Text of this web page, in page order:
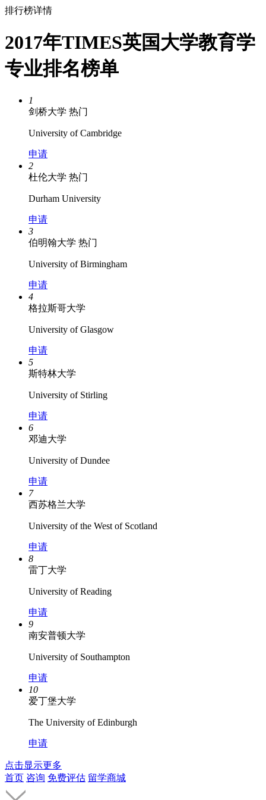
排行榜详情
2017年TIMES英国大学教育学
专业排名榜单
1
剑桥大学 热门
University of Cambridge
申请
2
杜伦大学 热门
Durham University
申请
3
伯明翰大学 热门
University of Birmingham
申请
4
格拉斯哥大学
University of Glasgow
申请
5
斯特林大学
University of Stirling
申请
6
邓迪大学
University of Dundee
申请
7
西苏格兰大学
University of the West of Scotland
申请
8
雷丁大学
University of Reading
申请
9
南安普顿大学
University of Southampton
申请
10
爱丁堡大学
The University of Edinburgh
申请
点击显示更多
首页 咨询 免费评估 留学商城